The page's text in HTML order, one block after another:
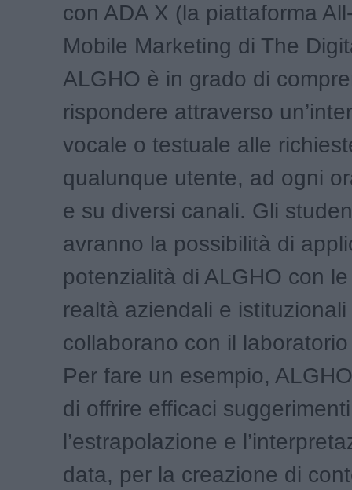
con ADA X (la piattaforma
Mobile Marketing di The
ALGHO è in grado di
rispondere attraverso
vocale o testuale alle
qualunque utente, ad ogni
e su diversi canali. Gli
avranno la possibilità di
potenzialità di ALGHO con
realtà aziendali e
collaborano con il
Per fare un esempio,
di offrire efficaci
l’estrapolazione e
data, per la creazione di